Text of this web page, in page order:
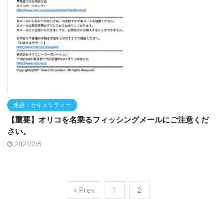
迷惑・セキュリティー
【重要】オリコを名乗るフィッシングメールにご注意くだ
さい。
2021/2/5
« Prev 1 2